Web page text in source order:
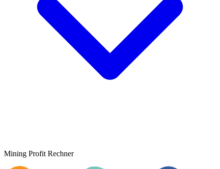
Mining Profit Rechner